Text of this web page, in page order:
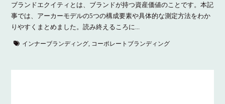
ブランドエクイティとは、ブランドが持つ資産価値のことです。本記
事では、アーカーモデルの5つの構成要素や具体的な測定方法をわか
りやすくまとめました。読み終えるころに...
インナーブランディング コーポレートブランディング